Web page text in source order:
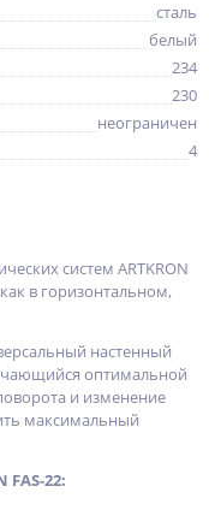
сталь
белый
234
230
неограничен
4
систем ARTKRON
в горизонтальном,
настенный
оптимальной
и изменение
максимальный
22: